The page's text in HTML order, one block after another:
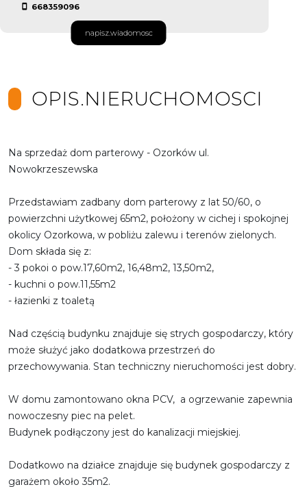
668359096
napisz.wiadomosc
OPIS.NIERUCHOMOSCI
Na sprzedaż dom parterowy - Ozorków ul.
Nowokrzeszewska
Przedstawiam zadbany dom parterowy z lat 50/60, o
powierzchni użytkowej 65m2, położony w cichej i spokojnej
okolicy Ozorkowa, w pobliżu zalewu i terenów zielonych.
Dom składa się z:
- 3 pokoi o pow.17,60m2, 16,48m2, 13,50m2,
- kuchni o pow.11,55m2
- łazienki z toaletą
Nad częścią budynku znajduje się strych gospodarczy, który
może służyć jako dodatkowa przestrzeń do
przechowywania. Stan techniczny nieruchomości jest dobry.
W domu zamontowano okna PCV, a ogrzewanie zapewnia
nowoczesny piec na pelet.
Budynek podłączony jest do kanalizacji miejskiej.
Dodatkowo na działce znajduje się budynek gospodarczy z
garażem około 35m2.